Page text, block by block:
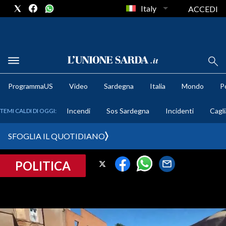
METEO
CRONACA SARDEGNA
SULCIS IGLESIENTE
Italy ACCEDI
ProgrammaUS Video Sardegna Italia Mondo
TEMI CALDI DI OGGI: Incendi Sos Sardegna Incidenti
SFOGLIA IL QUOTIDIANO
POLITICA